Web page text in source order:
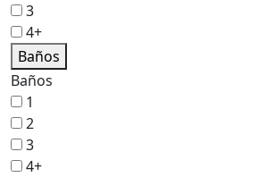
3
4+
Baños
Baños
1
2
3
4+